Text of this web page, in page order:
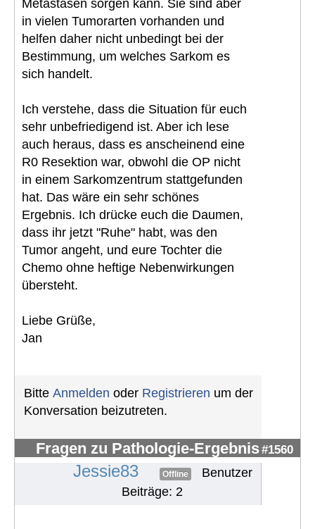
Metastasen sorgen kann. Sie sind aber
in vielen Tumorarten vorhanden und
helfen daher nicht unbedingt bei der
Bestimmung, um welches Sarkom es
sich handelt.
Ich verstehe, dass die Situation für euch
sehr unbefriedigend ist. Aber ich lese
auch heraus, dass es anscheinend eine
R0 Resektion war, obwohl die OP nicht
in einem Sarkomzentrum stattgefunden
hat. Das wäre ein sehr schönes
Ergebnis. Ich drücke euch die Daumen,
dass ihr jetzt "Ruhe" habt, was den
Tumor angeht, und eure Tochter die
Chemo ohne heftige Nebenwirkungen
übersteht.
Liebe Grüße,
Jan
Bitte Anmelden oder Registrieren um der
Konversation beizutreten.
Fragen zu Pathologie-Ergebnis#1560
Jessie83 Offline
Benutzer
Beiträge: 2